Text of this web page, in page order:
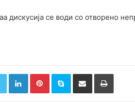
се води со отворено
TwitterLinkedInPinterestSkype Сподели преку Е-маил